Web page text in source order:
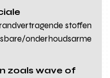
stoffen
onderhoudsarme
zoals wave of